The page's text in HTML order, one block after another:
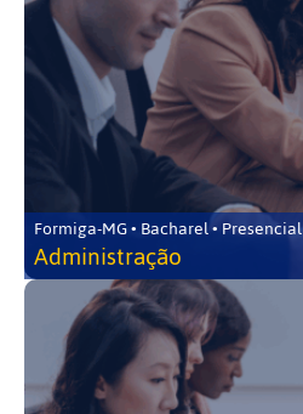
Formiga-MG • Bacharel • Presencial
Administração